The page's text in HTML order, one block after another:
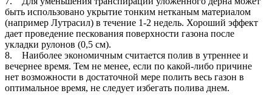
быть использовано укрытие тонким нетканым материалом
(например Лутрасил) в течение 1-2 недель. Хороший эффект
дает проведение пескования поверхности газона после
укладки рулонов (0,5 см).
8. Наиболее экономичным считается полив в утреннее и
вечернее время. Тем не менее, если по какой-либо причине
нет возможности в достаточной мере полить весь газон в
оптимальное время, не следует избегать полива днем.